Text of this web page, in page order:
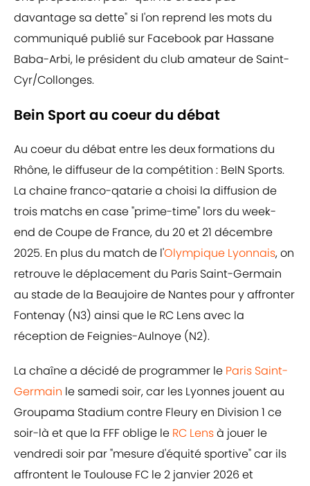
davantage sa dette" si l'on reprend les mots du
communiqué publié sur Facebook par Hassane
Baba-Arbi, le président du club amateur de Saint-
Cyr/Collonges.
Bein Sport au coeur du débat
Au coeur du débat entre les deux formations du
Rhône, le diffuseur de la compétition : BeIN Sports.
La chaine franco-qatarie a choisi la diffusion de
trois matchs en case "prime-time" lors du week-
end de Coupe de France, du 20 et 21 décembre
2025. En plus du match de l'Olympique Lyonnais, on
retrouve le déplacement du Paris Saint-Germain
au stade de la Beaujoire de Nantes pour y affronter
Fontenay (N3) ainsi que le RC Lens avec la
réception de Feignies-Aulnoye (N2).
La chaîne a décidé de programmer le Paris Saint-
Germain le samedi soir, car les Lyonnes jouent au
Groupama Stadium contre Fleury en Division 1 ce
soir-là et que la FFF oblige le RC Lensà jouer le
vendredi soir par "mesure d'équité sportive" car ils
affrontent le Toulouse FC le 2 janvier 2026 et